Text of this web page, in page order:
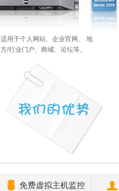
适用于个人网站、企业官网、 地
方/行业门户、商城、论坛等。
免费虚拟主机监控